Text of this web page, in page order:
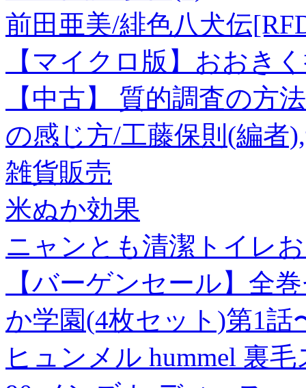
前田亜美/緋色八犬伝
【マイクロ版】おおき
【中古】 質的調査の方
の感じ方/工藤保則(編者
雑貨販売
米ぬか効果
ニャンとも清潔トイレ
【バーゲンセール】全
か学園(4枚セット)第1
ヒュンメル hummel 裏